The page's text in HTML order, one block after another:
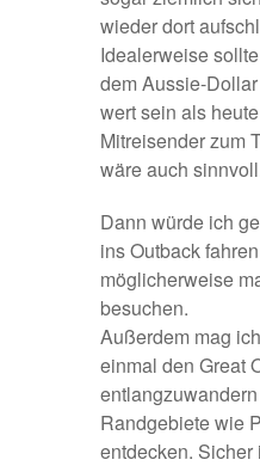
wieder dort
Idealerweise
dem Aussie-
wert sein als
Mitreisender zum
wäre auch
Dann würde ich
ins Outback
möglicherweise
besuchen.
Außerdem mag
einmal den Great
Randgebiete wie
entdecken. Sicher